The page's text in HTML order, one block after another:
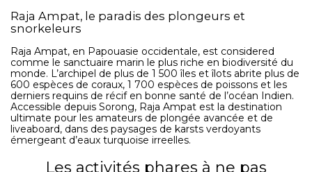
Raja Ampat, le paradis des plongeurs et
snorkeleurs
Raja Ampat, en Papouasie occidentale, est considered
comme le sanctuaire marin le plus riche en biodiversité du
monde. L’archipel de plus de 1 500 îles et îlots abrite plus de
600 espèces de coraux, 1 700 espèces de poissons et les
derniers requins de récif en bonne santé de l’océan Indien.
Accessible depuis Sorong, Raja Ampat est la destination
ultimate pour les amateurs de plongée avancée et de
liveaboard, dans des paysages de karsts verdoyants
émergeant d’eaux turquoise irreelles.
Les activités phares à ne pas